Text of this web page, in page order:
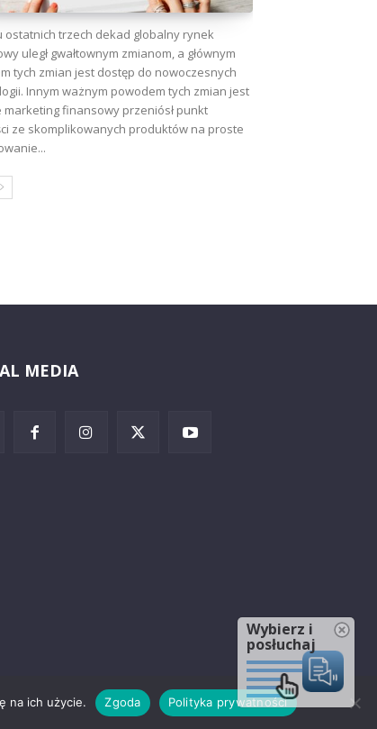
ostatnich trzech dekad globalny rynek
uległ gwałtownym zmianom, a głównym
tych zmian jest dostęp do nowoczesnych
Innym ważnym powodem tych zmian jest
marketing finansowy przeniósł punkt
ze skomplikowanych produktów na proste
MEDIA
prawne
na ich użycie. Zgoda Polityka prywatności
Wybierz i
posłuchaj